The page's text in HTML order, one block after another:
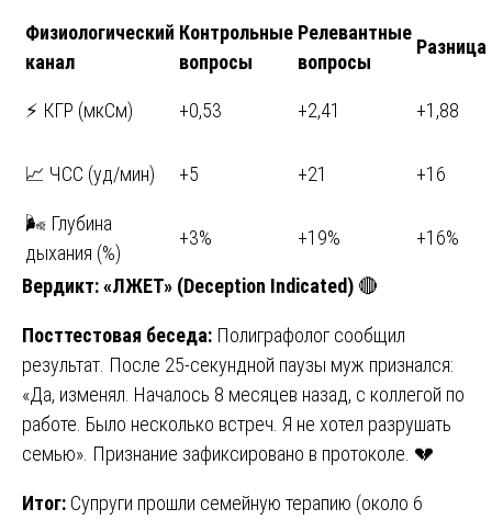
Физиологический
канал
Контрольные
вопросы
Релевантные
вопросы
Разница
⚡ КГР (мкСм) +0,53 +2,41 +1,88
📈 ЧСС (уд/мин) +5 +21 +16
🌬️ Глубина
дыхания (%)
+3% +19% +16%
Вердикт:«ЛЖЕТ» (Deception Indicated) 🔴
Посттестовая беседа: Полиграфолог сообщил
результат. После 25-секундной паузы муж признался:
«Да, изменял. Началось 8 месяцев назад, с коллегой по
работе. Было несколько встреч. Я не хотел разрушать
семью». Признание зафиксировано в протоколе. 💔
Итог: Супруги прошли семейную терапию (около 6